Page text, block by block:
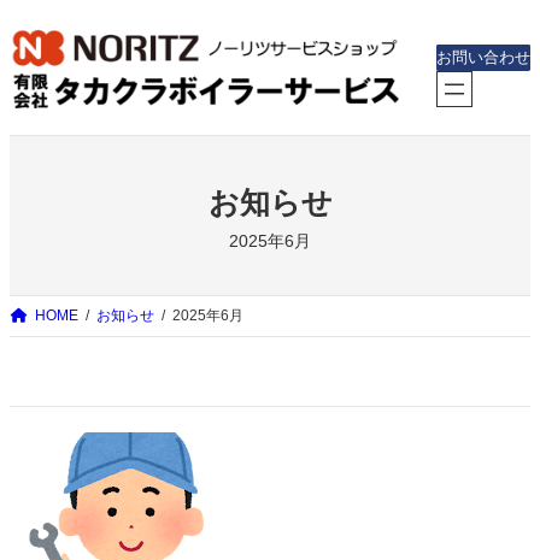
容
を
ス
キ
お問い合わせ
お知らせ
2025年6月
HOME お知らせ 2025年6月